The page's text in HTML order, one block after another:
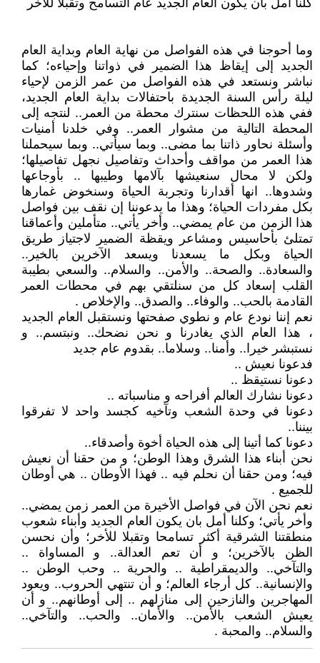
كلنا أمل بان يكون العام الجديد عام التسامح وتقبلا للأخر
وما أحوجنا في هذه الفواصل من نهاية العام وبداية العام
الجديد إلى إيقاظ هذا الضمير في ذواتنا وإحياءه؛ كما
نباشر ونستعد في هذه الفواصل من عمر الزمن لإحياء
ليلة رأس السنة الجديدة باحتفالات بداية العام الجديد،
ففي هذه اللحظات سنترك محطة من العمر.. لنتجه إلى
المحطة التالية من مشوار العمر.. وفي خلدنا أمنيات
وأسئلة نحاور ذاتنا بما مضى.. وبما سيأتي.. وبما سيحملنا
هذا العمر من مواقف وأحداث وتفاصيل نجهل تفاصيلها؛
ولكن لا محال سنعيشها بآلامها وطيبها .. بأوجاعها
وشدوها.. انها أقدارنا وتجربة الحياة وسنخوض غمارها
بكل مفردات الحياة؛ وهذا ما يدعوننا إن نقف بين فواصل
هذا الزمن من عام يمضي.. وأخر يأتي.. متأملين وأعماقنا
تمتلئ بأحاسيس ومشاعر ويقظة الضمير لاجتياز طريق
الحياة وبكل ما يسعدنا ويسعد الآخرين بالخير..
والسعادة.. والصحة.. والأمن.. والسلام.. والسعي بطيبة
القلب إسعاد كل من سنلتقي بهم في محطات العمر
القادمة بالحب.. والوفاء.. والصدق.. والإخلاص .
نعم إننا نودع عام و نطوي صفحتها ونستقبل العام الجديد
، هذا العام الذي يغادرنا و نحن نضحك.. ونبتسم.. و
نستبشر خيرا.. وأمنا.. وسلاما.. بقدوم عام جديد
فدعونا نعيش ..
دعونا نستيقظ ..
دعونا نشارك العالم أفراحه و مناسباته ..
دعونا في وحدة الشعب وتآخيه كجسد واحد لا تفرقوا
بيننا..
دعونا كما أتينا إلى هذه الحياة أخوة وأصدقاء..
نحن أبناء هذا الشرق وهذا الوطن؛ و من حقنا أن نعيش
فيه؛ ومن حقنا أن نحلم فيه .. فهذا الأوطان .. هي أوطان
للجميع .
نعم نحن الآن في فواصل الأخيرة من العمر زمن يمضي..
وأخر يأتي؛ وكلنا أمل بان يكون العام الجديد وأبناء شعوب
منطقتنا الشرقية أكثر تسامحا وتقبلا للأخر؛ وأن نحسن
الظن بالآخرين؛ و أن تعم العدالة.. و المساواة ..
والتآخي.. والديمقراطية .. والحرية .. وحب الوطن ..
والإنسانية.. كل أرجاء العالم؛ و أن تنتهي الحروب.. ويعود
المهاجرين والنازحين إلى منازلهم .. إلى أوطانهم.. و أن
يعيش الشعب بالأمن.. والأمان.. والحب.. والتآخي..
والسلام.. والمحبة .